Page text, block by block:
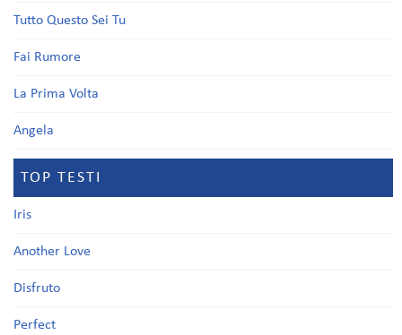
Tutto Questo Sei Tu
Fai Rumore
La Prima Volta
Angela
TOP TESTI
Iris
Another Love
Disfruto
Perfect